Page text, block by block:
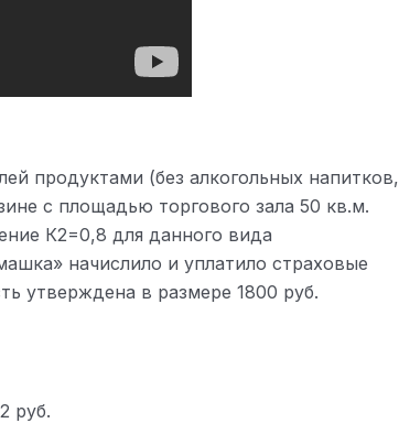
продуктами (без алкогольных напитков,
с площадью торгового зала 50 кв.м.
К2=0,8 для данного вида
начислило и уплатило страховые
утверждена в размере 1800 руб.
руб.